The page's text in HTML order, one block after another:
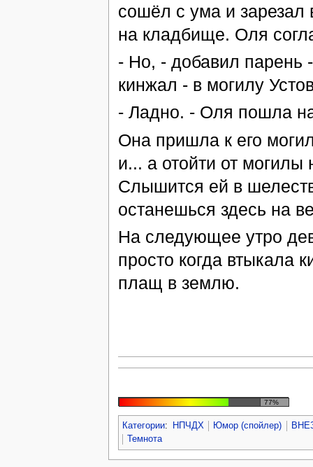
сошёл с ума и зарезал
на кладбище. Оля
- Но, - добавил парень
кинжал - в могилу
- Ладно. - Оля пошла
Она пришла к его
и... а отойти от могилы
Слышится ей в
останешься здесь на
На следующее утро
просто когда втыкала
плащ в землю.
77%
Категории: НПЧДХ Юмор (спойлер)
Темнота